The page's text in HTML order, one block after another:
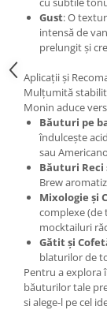
Gust: O
intensă de
prelungit și
Aplicații și
Mulțumită
Monin aduce
Băuturi pe
îndulcește
sau
Băuturi Reci
Brew
Mixologie și
complexe (de
mocktailuri
Gătit și
blaturilor de
Pentru a explora
băuturilor tale
si alege-l pe cel